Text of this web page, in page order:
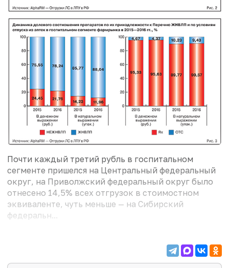
Почти каждый третий рубль в госпитальном
сегменте пришелся на Центральный федеральный
округ, на Приволжский федеральный округ было
отнесено 14,5% всех отгрузок в стоимостном
эквиваленте, чуть меньше — на Сибирский
федеральн...